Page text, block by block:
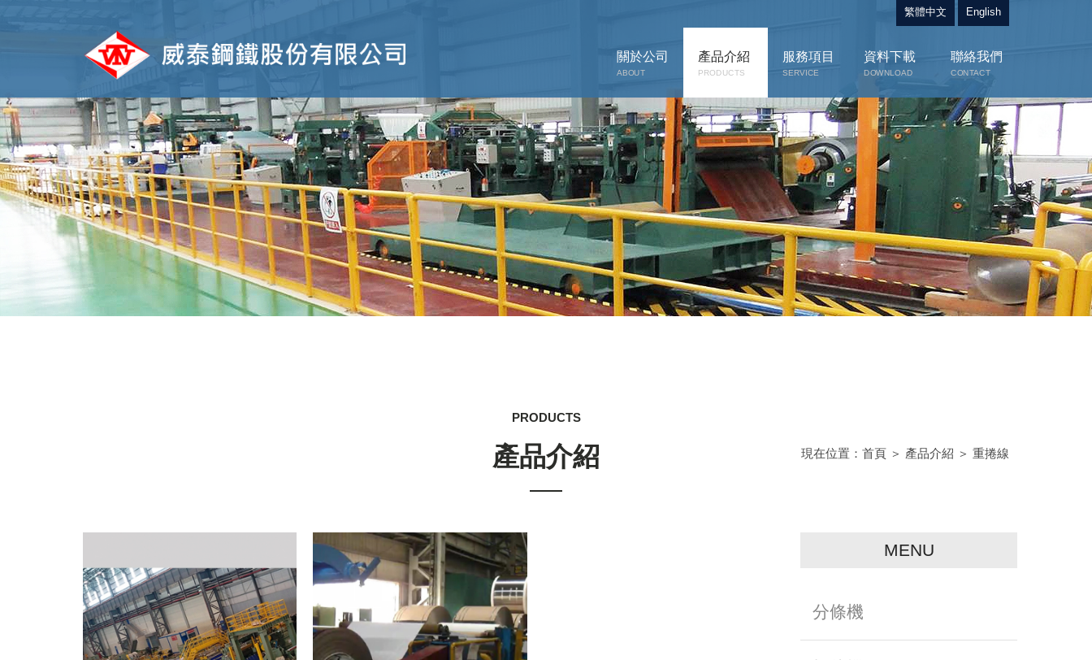
繁體中文 English
關於公司
ABOUT
產品介紹
PRODUCTS
服務項目
SERVICE
資料下載
DOWNLOAD
聯絡我們
CONTACT
PRODUCTS
產品介紹 現在位置： 首頁 ＞ 產品介紹 ＞ 重捲線
MENU
分條機